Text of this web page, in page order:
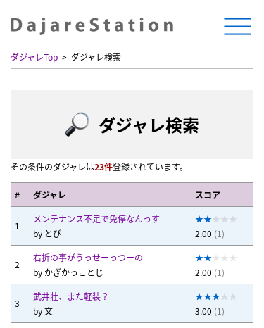
ダジャレTop ダジャレ検索
ダジャレ検索
その条件のダジャレは23件登録されています。
# ダジャレ スコア
1
メンテナンス不足で免停なんっす
by とび 2.00 (1)
2
右折の事がうっせーっつーの
by かぎかっことじ 2.00 (1)
3
武井壮、また軽装？
by文 3.00 (1)